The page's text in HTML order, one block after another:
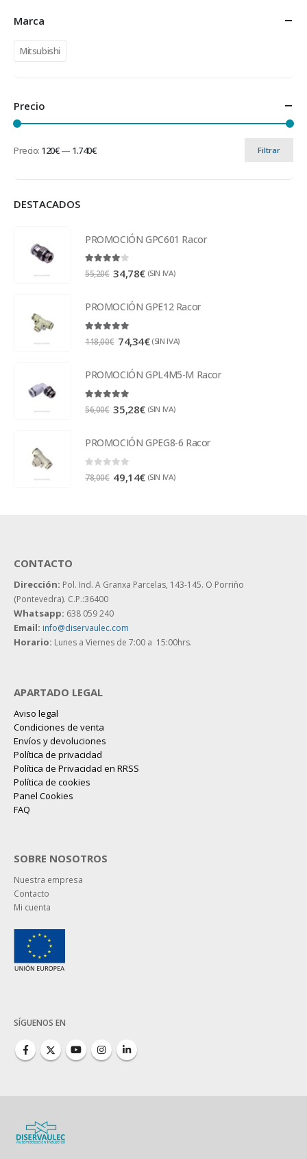
Marca
Mitsubishi
Precio
Filtrar
Precio: 120€— 1.740€
DESTACADOS
PROMOCIÓN GPC601 Racor
4.00out of 5
55,20€ 34,78€ (SIN IVA)
PROMOCIÓN GPE12 Racor
5.00out of 5
118,00€ 74,34€ (SIN IVA)
PROMOCIÓN GPL4M5-M Racor
5.00out of 5
56,00€ 35,28€ (SIN IVA)
PROMOCIÓN GPEG8-6 Racor
78,00€ 49,14€ (SIN IVA)
CONTACTO
Dirección: Pol. Ind. A Granxa Parcelas, 143-145. O Porriño
(Pontevedra). C.P.:36400
Whatsapp: 638 059 240
Email: info@diservaulec.com
Horario: Lunes a Viernes de 7:00 a 15:00hrs.
APARTADO LEGAL
Aviso legal
Condiciones de venta
Envíos y devoluciones
Política de privacidad
Política de Privacidad en RRSS
Política de cookies
Panel Cookies
FAQ
SOBRE NOSOTROS
Nuestra empresa
Contacto
Mi cuenta
SÍGUENOS EN